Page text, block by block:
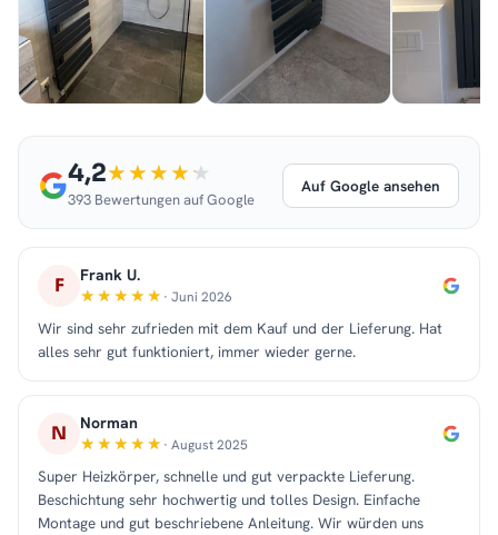
Modernes Touch-Bedienfeld
: Intuitive Steuerung mit klarer
Anzeige
Hochwertiges Metallgehäuse: Robust und langlebig, ideal
für feuchte Umgebungen
Kurzschlüssen
4,2
393 Bewertungen auf Google
Auf Google ansehen
F Frank U.
· Juni 2026
Wir sind sehr zufrieden mit dem Kauf und der Lieferung. Hat
alles sehr gut funktioniert, immer wieder gerne.
N Norman
· August 2025
Super Heizkörper, schnelle und gut verpackte Lieferung.
Beschichtung sehr hochwertig und tolles Design. Einfache
Montage und gut beschriebene Anleitung. Wir würden uns